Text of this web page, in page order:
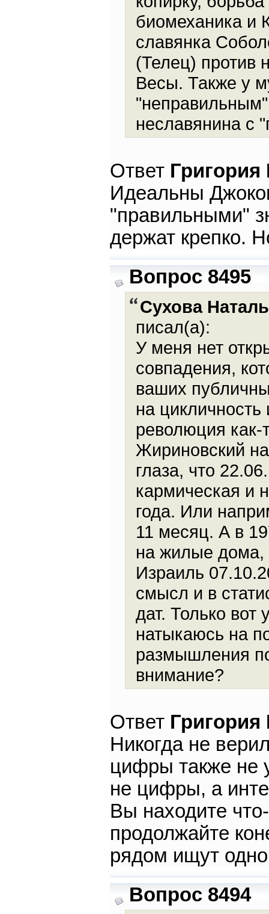
биомеханика и
славянка
(Телец) против
Весы. Также у
неславянина с
Ответ
Идеальны
"правильными"
держат крепко.
Вопрос 8495
Сухова
писал(а):
У меня нет
совпадения,
ваших
на цикличность
революция как-
Жириновский
глаза, что
кармическая и
года. Или
11 месяц. А в
на жилые дома,
Израиль
смысл и в
дат. Только вот
натыкаюсь на
размышления
внимание?
Ответ
Никогда не
цифры также не
не цифры, а
Вы находите
продолжайте
рядом ищут
Вопрос 8494